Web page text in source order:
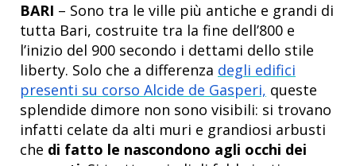
BARI – Sono tra le ville più antiche e grandi di
tutta Bari, costruite tra la fine dell’800 e
l’inizio del 900 secondo i dettami dello stile
liberty. Solo che a differenza degli edifici
presenti su corso Alcide de Gasperi, queste
splendide dimore non sono visibili: si trovano
infatti celate da alti muri e grandiosi arbusti
che di fatto le nascondono agli occhi dei